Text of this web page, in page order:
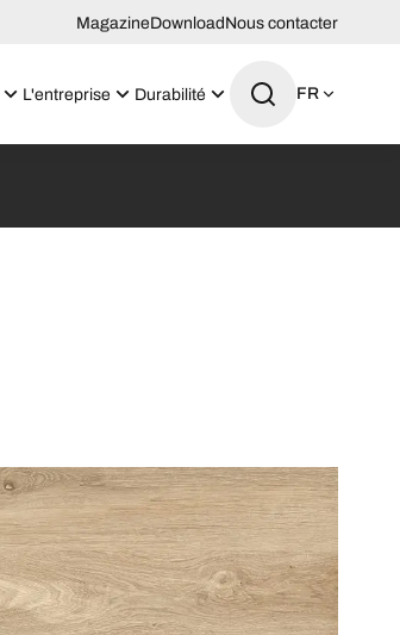
MagazineDownloadNous contacter
L'entreprise Durabilité FR